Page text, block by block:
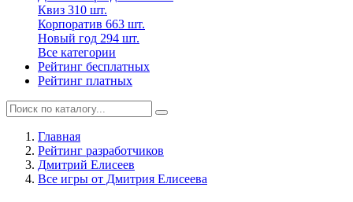
Квиз 310 шт.
Корпоратив 663 шт.
Новый год 294 шт.
Все категории
Рейтинг бесплатных
Рейтинг платных
Главная
Рейтинг разработчиков
Дмитрий Елисеев
Все игры от Дмитрия Елисеева